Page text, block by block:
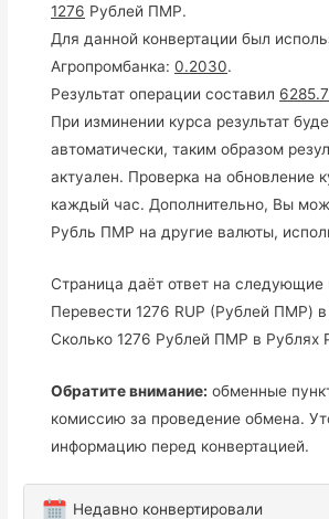
1276 Рублей ПМР.
Для данной конвертации был
Агропромбанка:0.2030.
Результат операции составил
При изминении курса результат
автоматически, таким образом
актуален. Проверка на обновление
каждый час. Дополнительно, Вы
Рубль ПМР на другие валюты,
Страница даёт ответ на следующие
Перевести 1276 RUP (Рублей ПМР)
Сколько 1276 Рублей ПМР в Рублях
Обратите внимание: обменные
комиссию за проведение обмена.
информацию перед конвертацией.
Недавно конвертировали